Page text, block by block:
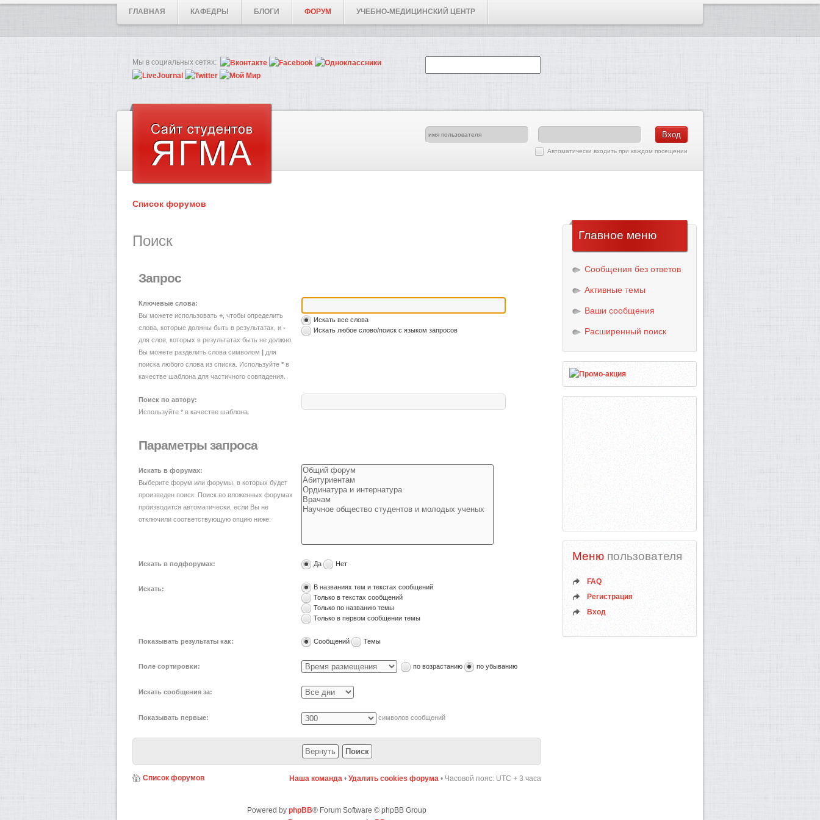
ГЛАВНАЯ КАФЕДРЫ БЛОГИ ФОРУМ УЧЕБНО-МЕДИЦИНСКИЙ ЦЕНТР
Мы в социальных сетях:
Автоматически входить при каждом посещении
Список форумов
Поиск
Запрос
Ключевые слова:
Вы можете использовать + , чтобы определить
слова, которые должны быть в результатах, и -
для слов, которых в результатах быть не должно.
Вы можете разделить слова символом | для
поиска любого слова из списка. Используйте * в
качестве шаблона для частичного совпадения.
Искать все слова
Искать любое слово/поиск с языком запросов
Поиск по автору:
Используйте * в качестве шаблона.
Параметры запроса
Искать в форумах:
Выберите форум или форумы, в которых будет
произведен поиск. Поиск во вложенных форумах
производится автоматически, если Вы не
отключили соответствующую опцию ниже.
Искать в подфорумах: Да Нет
Искать:
В названиях тем и текстах сообщений
Только в текстах сообщений
Только по названию темы
Только в первом сообщении темы
Показывать результаты как: Сообщений Темы
Поле сортировки: по возрастанию по убыванию
Искать сообщения за:
Показывать первые: символов сообщений
Список форумов Наша команда • Удалить cookies форума • Часовой пояс: UTC + 3 часа
Powered by phpBB® Forum Software © phpBB Group
Главное меню
Сообщения без ответов
Активные темы
Ваши сообщения
Расширенный поиск
Меню пользователя
FAQ
Регистрация
Вход